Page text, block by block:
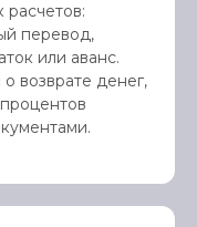
перевод,
или аванс.
возврате денег,